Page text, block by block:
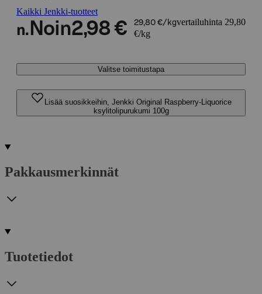
Kaikki Jenkki-tuotteet
n. Noin2,98 € 29,80 €/kgvertailuhinta 29,80
€/kg
Valitse toimitustapa
Lisää suosikkeihin, Jenkki Original Raspberry-Liquorice
ksylitolipurukumi 100g
Pakkausmerkinnät
Tuotetiedot